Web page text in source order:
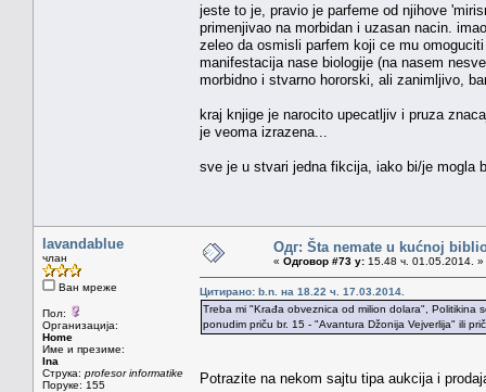
jeste to je, pravio je parfeme od njihove
primenjivao na morbidan i uzasan nacin.
zeleo da osmisli parfem koji ce mu
manifestacija nase biologije (na nasem
morbidno i stvarno hororski, ali zanimljivo,
kraj knjige je narocito upecatljiv i pruza
je veoma izrazena...
sve je u stvari jedna fikcija, iako bi/je mogla
lavandablue
члан
Ван мреже
Пол:
Организација:
Home
Име и презиме:
Ina
Струка: profesor informatike
Поруке: 155
Одг: Šta nemate u kućnoj
« Одговор #73 у: 15.48 ч. 01.05.2014. »
Цитирано: b.n. на 18.22 ч. 17.03.2014.
Treba mi "Krađa obveznica od milion dolara", Politikina
ponudim priču br. 15 - "Avantura Džonija Vejverlija" ili
Potrazite na nekom sajtu tipa aukcija i